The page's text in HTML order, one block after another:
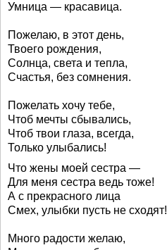
Умница — красавица.
Пожелаю, в этот день,
Твоего рождения,
Солнца, света и тепла,
Счастья, без сомнения.
Пожелать хочу тебе,
Чтоб мечты сбывались,
Чтоб твои глаза, всегда,
Только улыбались!
Что жены моей сестра —
Для меня сестра ведь тоже!
А с прекрасного лица
Смех, улыбки пусть не сходят!
Много радости желаю,